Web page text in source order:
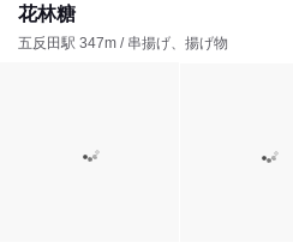
花林糖
五反田駅 347m / 串揚げ、揚げ物